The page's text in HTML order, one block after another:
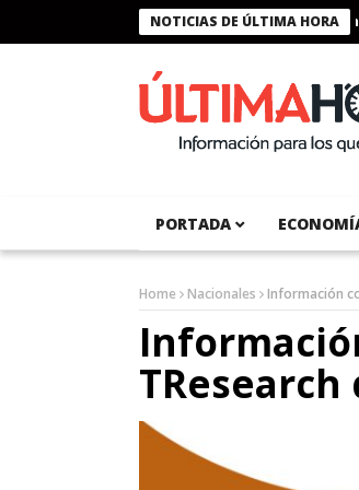
NOTICIAS DE ÚLTIMA HORA
Bukele condecora a miembros de la
PORTADA
Home Nacionales Información